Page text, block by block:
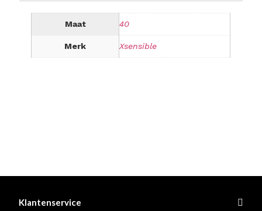
Maat 40
Merk Xsensible
Klantenservice